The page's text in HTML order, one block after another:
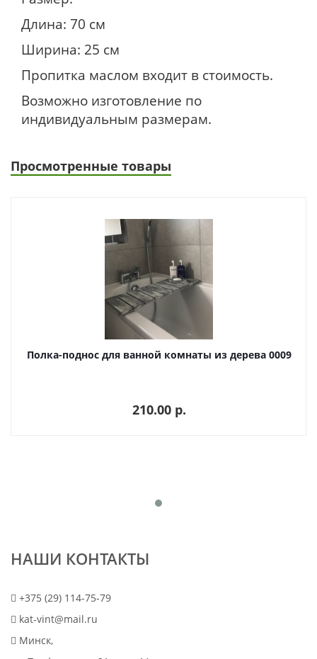
Длина: 70 см
Ширина: 25 см
Пропитка маслом входит в стоимость.
Возможно изготовление по
индивидуальным размерам.
Просмотренные товары
Полка-поднос для ванной комнаты из дерева 0009
210.00 p.
НАШИ КОНТАКТЫ
+375 (29) 114-75-79
kat-vint@mail.ru
Минск,